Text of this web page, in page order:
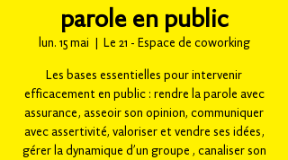
parole en public
lun. 15 mai
  |
Le 21 - Espace de coworking
Les bases essentielles pour intervenir
efficacement en public : rendre la parole avec
assurance, asseoir son opinion, communiquer
avec assertivité, valoriser et vendre ses idées,
gérer la dynamique d’un groupe , canaliser son